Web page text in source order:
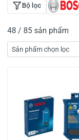
Bộ lọc
48 / 85 sản phẩm